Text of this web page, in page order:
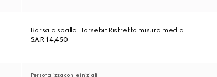
Borsa a spalla Horsebit Ristretto misura media
SAR 14,450
Personalizza con le iniziali